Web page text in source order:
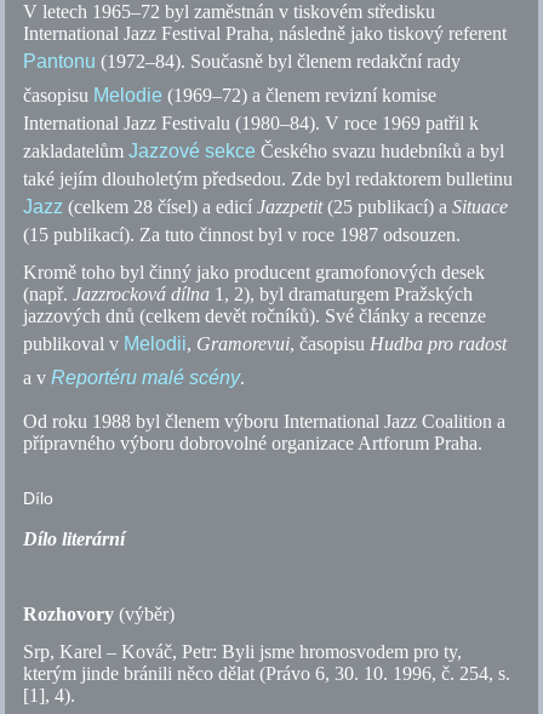
V letech 1965–72 byl zaměstnán v tiskovém středisku
International Jazz Festival Praha, následně jako tiskový referent
Pantonu (1972–84). Současně byl členem redakční rady
časopisu Melodie (1969–72) a členem revizní komise
International Jazz Festivalu (1980–84). V roce 1969 patřil k
zakladatelůmJazzové sekce Českého svazu hudebníků a byl
také jejím dlouholetým předsedou. Zde byl redaktorem bulletinu
Jazz (celkem 28 čísel) a edicíJazzpetit(25 publikací) aSituace
(15 publikací). Za tuto činnost byl v roce 1987 odsouzen.
Kromě toho byl činný jako producent gramofonových desek
(např. Jazzrocková dílna 1, 2), byl dramaturgem Pražských
jazzových dnů (celkem devět ročníků). Své články a recenze
publikoval v Melodii, Gramorevui, časopisuHudba pro radost
a vReportéru malé scény.
Od roku 1988 byl členem výboru International Jazz Coalition a
přípravného výboru dobrovolné organizace Artforum Praha.
Dílo
Dílo literární
Rozhovory (výběr)
Srp, Karel – Kováč, Petr: Byli jsme hromosvodem pro ty,
kterým jinde bránili něco dělat (Právo 6, 30. 10. 1996,č. 254, s.
[1], 4).